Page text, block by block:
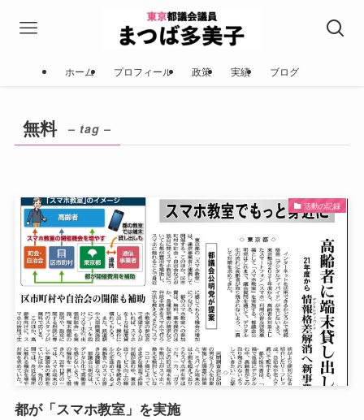
ホーム プロフィール 政策 実績 ブログ
無料 – tag –
活動の記録
都が「スマホ教室」を実施